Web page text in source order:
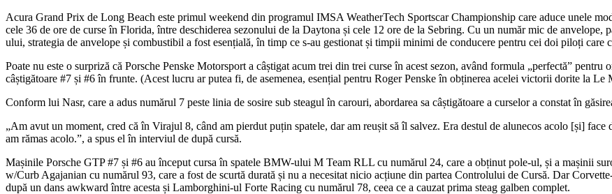
Acura Grand Prix de Long Beach este primul weekend din programul IMSA WeatherTech Sportscar Championship care aduce unele
cele 36 de ore de curse în Florida, între deschiderea sezonului de la Daytona și cele 12 ore de la Sebring. Cu un număr mic de
ului, strategia de anvelope și combustibil a fost esențială, în timp ce s-au gestionat și timpii minimi de conducere pentru cei doi piloți care
Poate nu este o surpriză că Porsche Penske Motorsport a câștigat acum trei din trei curse în acest sezon, având formula „perfectă”
câștigătoare #7 și #6 în frunte. (Acest lucru ar putea fi, de asemenea, esențial pentru Roger Penske în obținerea acelei victorii dorite la
Conform lui Nasr, care a adus numărul 7 peste linia de sosire sub steagul în carouri, abordarea sa câștigătoare a curselor a constat în
„Am avut un moment, cred că în Virajul 8, când am pierdut puțin spatele, dar am reușit să îl salvez. Era destul de alunecos acolo [și]
am rămas acolo.”, a spus el în interviul de după cursă.
Mașinile Porsche GTP #7 și #6 au început cursa în spatele BMW-ului M Team RLL cu numărul 24, care a obținut pole-ul, și a mașinii
w/Curb Agajanian cu numărul 93, care a fost de scurtă durată și nu a necesitat nicio acțiune din partea Controlului de Cursă. Dar
după un dans awkward între acesta și Lamborghini-ul Forte Racing cu numărul 78, ceea ce a cauzat prima steag galben complet.